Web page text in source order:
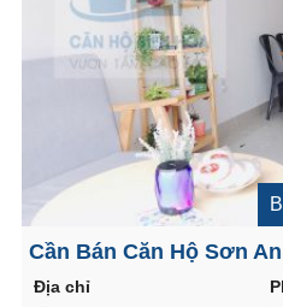
Cần Bán Căn Hộ Sơn
Địa chỉ